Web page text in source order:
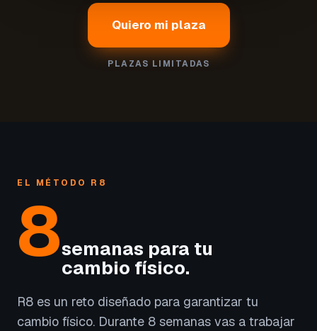
Quiero mi plaza
PLAZAS LIMITADAS
EL MÉTODO R8
8semanas para tu
cambio físico.
R8 es un reto diseñado para garantizar tu
cambio físico. Durante 8 semanas vas a trabajar